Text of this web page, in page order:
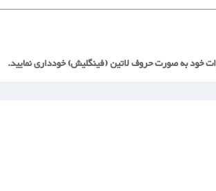
خود به صورت حروف لاتین (فینگلیش) خودداری نمایید.